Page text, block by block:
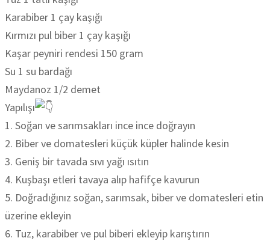
Karabiber 1 çay kaşığı
Kırmızı pul biber 1 çay kaşığı
Kaşar peyniri rendesi 150 gram
Su 1 su bardağı
Maydanoz 1/2 demet
Yapılışı
1. Soğan ve sarımsakları ince ince doğrayın
2. Biber ve domatesleri küçük küpler halinde kesin
3. Geniş bir tavada sıvı yağı ısıtın
4. Kuşbaşı etleri tavaya alıp hafifçe kavurun
5. Doğradığınız soğan, sarımsak, biber ve domatesleri etin
üzerine ekleyin
6. Tuz, karabiber ve pul biberi ekleyip karıştırın